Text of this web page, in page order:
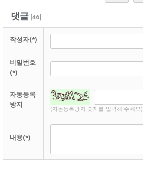
댓글[46]
작성자(*)
비밀번호
(*)
자동등록
방지
(자동등록방지 숫자를 입력해 주세요)
내용(*)